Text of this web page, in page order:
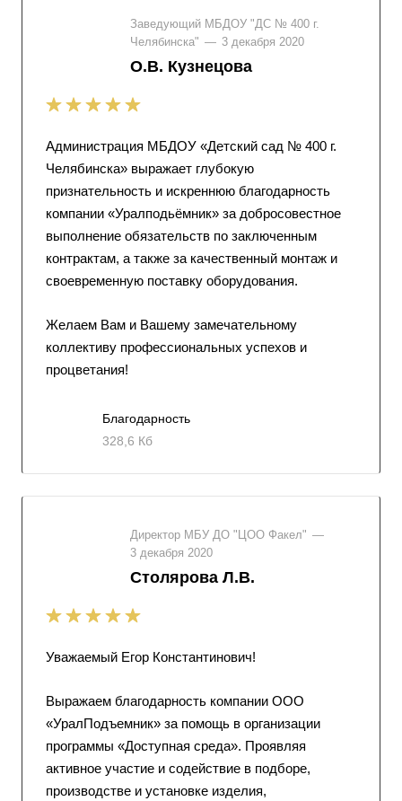
Заведующий МБДОУ "ДС № 400 г.
Челябинска" — 3 декабря 2020
О.В. Кузнецова
Администрация МБДОУ «Детский сад № 400 г.
Челябинска» выражает глубокую
признательность и искреннюю благодарность
компании «Уралподьёмник» за добросовестное
выполнение обязательств по заключенным
контрактам, а также за качественный монтаж и
своевременную поставку оборудования.
Желаем Вам и Вашему замечательному
коллективу профессиональных успехов и
процветания!
Благодарность
328,6 Кб
Директор МБУ ДО "ЦОО Факел" —
3 декабря 2020
Столярова Л.В.
Уважаемый Егор Константинович!
Выражаем благодарность компании ООО
«УралПодъемник» за помощь в организации
программы «Доступная среда». Проявляя
активное участие и содействие в подборе,
производстве и установке изделия,